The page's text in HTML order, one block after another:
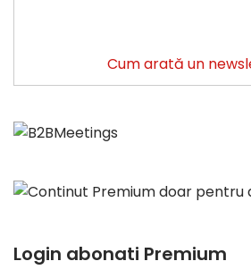
Cum arată un
Login abonati Premium